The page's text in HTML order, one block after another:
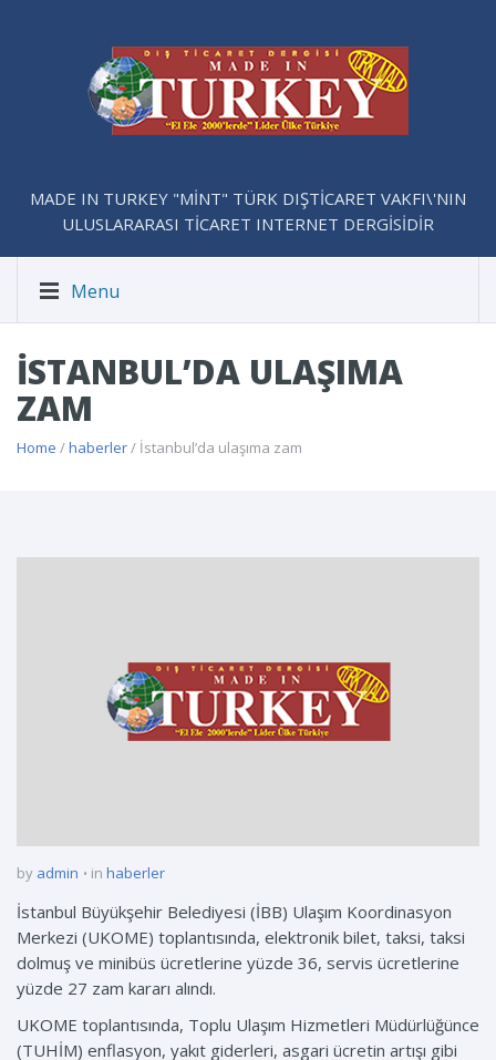
MADE IN TURKEY "MİNT" TÜRK DIŞTİCARET VAKFI\'NIN
ULUSLARARASI TİCARET INTERNET DERGİSİDİR
Menu
İSTANBUL’DA ULAŞIMA
ZAM
Home /haberler/ İstanbul’da ulaşıma zam
by admin in haberler
İstanbul Büyükşehir Belediyesi (İBB) Ulaşım Koordinasyon
Merkezi (UKOME) toplantısında, elektronik bilet, taksi, taksi
dolmuş ve minibüs ücretlerine yüzde 36, servis ücretlerine
yüzde 27 zam kararı alındı.
UKOME toplantısında, Toplu Ulaşım Hizmetleri Müdürlüğünce
(TUHİM) enflasyon, yakıt giderleri, asgari ücretin artışı gibi